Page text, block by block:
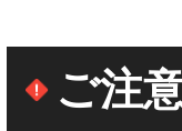
ご注